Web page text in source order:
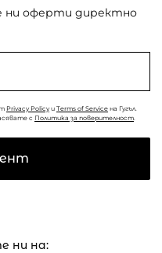
ни на:
ни оферти директно
Privacy Policy и Terms of Service на Гугъл.
с Политика за поверителност